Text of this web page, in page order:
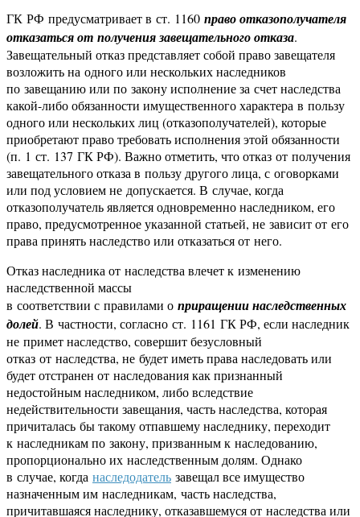
ГК РФ предусматривает в ст. 1160 право отказополучателя
отказаться от получения завещательного отказа.
Завещательный отказ представляет собой право завещателя
возложить на одного или нескольких наследников
по завещанию или по закону исполнение за счет наследства
какой-либо обязанности имущественного характера в пользу
одного или нескольких лиц (отказополучателей), которые
приобретают право требовать исполнения этой обязанности
(п. 1 ст. 137 ГК РФ). Важно отметить, что отказ от получения
завещательного отказа в пользу другого лица, с оговорками
или под условием не допускается. В случае, когда
отказополучатель является одновременно наследником, его
право, предусмотренное указанной статьей, не зависит от его
права принять наследство или отказаться от него.
Отказ наследника от наследства влечет к изменению
наследственной массы
в соответствии с правилами о приращении наследственных
долей. В частности, согласно ст. 1161 ГК РФ, если наследник
не примет наследство, совершит безусловный
отказ от наследства, не будет иметь права наследовать или
будет отстранен от наследования как признанный
недостойным наследником, либо вследствие
недействительности завещания, часть наследства, которая
причиталась бы такому отпавшему наследнику, переходит
к наследникам по закону, призванным к наследованию,
пропорционально их наследственным долям. Однако
в случае, когда наследодатель завещал все имущество
назначенным им наследникам, часть наследства,
причитавшаяся наследнику, отказавшемуся от наследства или